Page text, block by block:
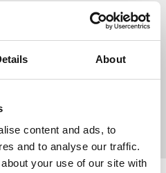
About
content and ads, to
and to analyse our traffic.
your use of our site with